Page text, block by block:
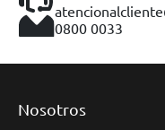
0800 0033
Nosotros